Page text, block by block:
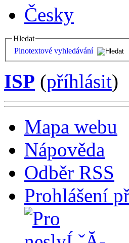
Česky
Hledat
Plnotextové vyhledávání
ISP (příhlásit)
Mapa webu
Nápověda
Odběr RSS
Prohlášení